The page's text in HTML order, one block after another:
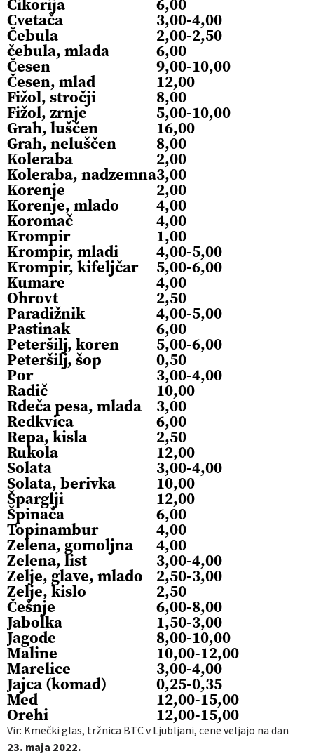
Cvetača 3,00-4,00
Čebula 2,00-2,50
čebula, mlada 6,00
Česen 9,00-10,00
Česen, mlad 12,00
Fižol, stročji 8,00
Fižol, zrnje 5,00-10,00
Grah, luščen 16,00
Grah, neluščen 8,00
Koleraba 2,00
Koleraba, nadzemna3,00
Korenje 2,00
Korenje, mlado 4,00
Koromač 4,00
Krompir 1,00
Krompir, mladi 4,00-5,00
Krompir, kifeljčar 5,00-6,00
Kumare 4,00
Ohrovt 2,50
Paradižnik 4,00-5,00
Pastinak 6,00
Peteršilj, koren 5,00-6,00
Peteršilj, šop 0,50
Por 3,00-4,00
Radič 10,00
Rdeča pesa, mlada 3,00
Redkvica 6,00
Repa, kisla 2,50
Rukola 12,00
Solata 3,00-4,00
Solata, berivka 10,00
Šparglji 12,00
Špinača 6,00
Topinambur 4,00
Zelena, gomoljna 4,00
Zelena, list 3,00-4,00
Zelje, glave, mlado 2,50-3,00
Zelje, kislo 2,50
Češnje 6,00-8,00
Jabolka 1,50-3,00
Jagode 8,00-10,00
Maline 10,00-12,00
Marelice 3,00-4,00
Jajca (komad) 0,25-0,35
Med 12,00-15,00
Orehi 12,00-15,00
Vir: Kmečki glas, tržnica BTC v Ljubljani, cene veljajo na dan
23. maja 2022.